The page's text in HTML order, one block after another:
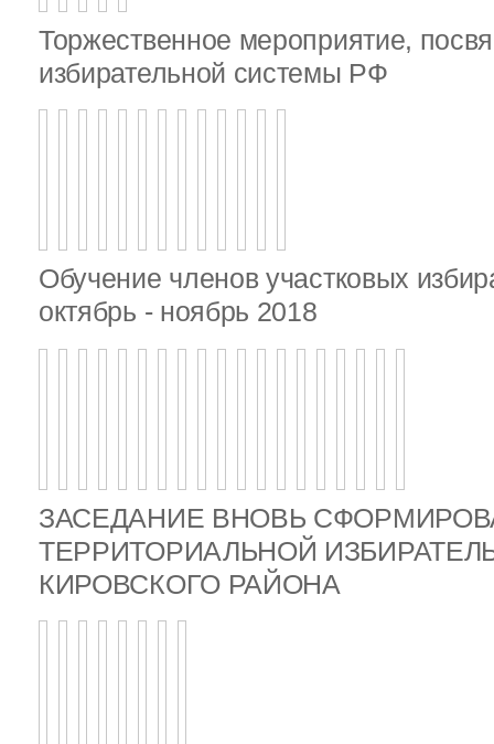
Торжественное мероприятие,
избирательной системы РФ
Обучение членов участковых
октябрь - ноябрь 2018
ЗАСЕДАНИЕ ВНОВЬ
ТЕРРИТОРИАЛЬНОЙ
КИРОВСКОГО РАЙОНА